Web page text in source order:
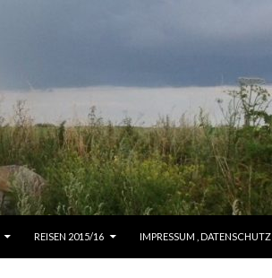
REISEN 2015/16 IMPRESSUM , DATENSCHUTZ